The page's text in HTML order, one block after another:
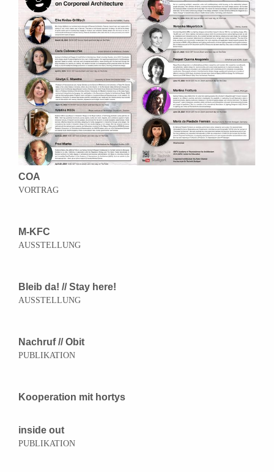
COA
VORTRAG
M-KFC
AUSSTELLUNG
Bleib da! // Stay here!
AUSSTELLUNG
Nachruf // Obit
PUBLIKATION
Kooperation mit hortys
inside out
PUBLIKATION